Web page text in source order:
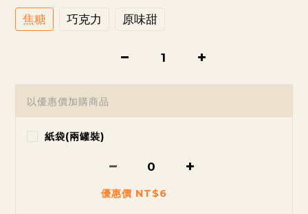
焦糖 巧克力 原味甜
以優惠價加購商品
紙袋(兩罐裝)
優惠價 NT$6